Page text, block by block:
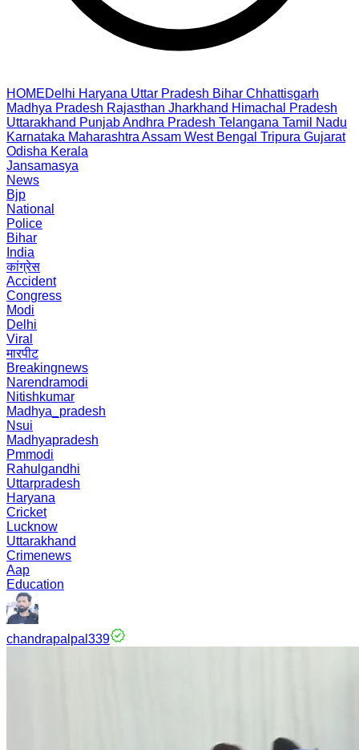
HOMEDelhi Haryana Uttar Pradesh Bihar Chhattisgarh
Madhya Pradesh Rajasthan Jharkhand Himachal Pradesh
Uttarakhand PunjabAndhra Pradesh Telangana Tamil Nadu
Karnataka Maharashtra Assam West Bengal Tripura Gujarat
Odisha Kerala
Jansamasya
News
Bjp
National
Police
Bihar
India
कांग्रेस
Accident
Congress
Modi
Delhi
Viral
मारपीट
Breakingnews
Narendramodi
Nitishkumar
Madhya_pradesh
Nsui
Madhyapradesh
Pmmodi
Rahulgandhi
Uttarpradesh
Haryana
Cricket
Lucknow
Uttarakhand
Crimenews
Aap
Education
chandrapalpal339